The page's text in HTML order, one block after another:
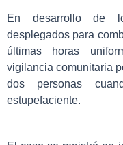
En desarrollo de
desplegados para
últimas horas
vigilancia comunitaria
dos personas
estupefaciente.